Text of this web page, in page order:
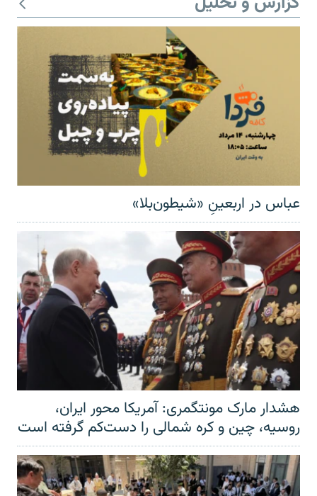
عباس در اربعینِ «شیطون‌بلا»
هشدار مارک مونتگمری: آمریکا محور ایران،
روسیه، چین و کره شمالی را دست‌کم گرفته است